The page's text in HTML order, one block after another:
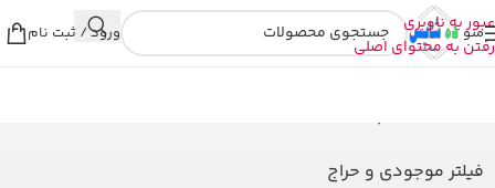
عبور به ناوبری
رفتن به محتوای اصلی
منو ورود / ثبت نام
فیلتر موجودی و حراج